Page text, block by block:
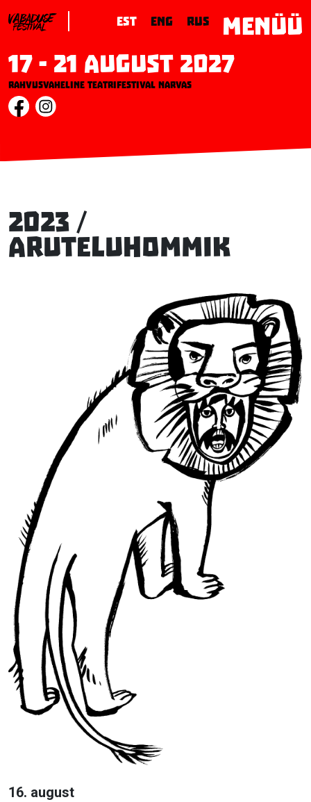
17 - 21 August 2027
Rahvusvaheline teatrifestival Narvas
EST ENG RUS MENÜÜ
2023 /
Aruteluhommik
16. august